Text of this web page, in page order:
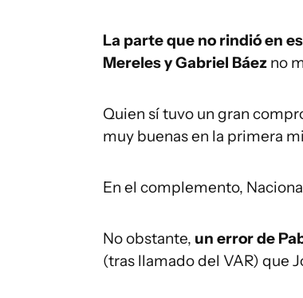
La parte que no rindió en
Mereles y Gabriel Báez no
Quien sí tuvo un gran
muy buenas en la primera
En el complemento,
No obstante, un error de
(tras llamado del VAR) que